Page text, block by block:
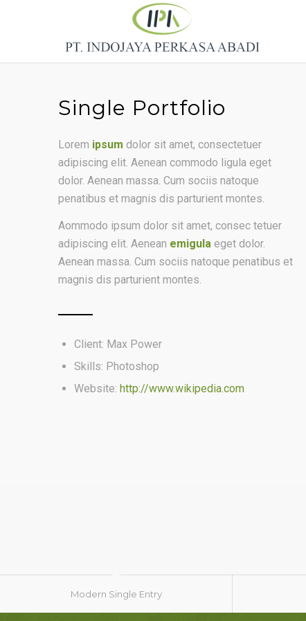
Single Portfolio
Lorem ipsum dolor sit amet, consectetuer
adipiscing elit. Aenean commodo ligula eget
dolor. Aenean massa. Cum sociis natoque
penatibus et magnis dis parturient montes.
Aommodo ipsum dolor sit amet, consec tetuer
adipiscing elit. Aenean emigulaeget dolor.
Aenean massa. Cum sociis natoque penatibus et
magnis dis parturient montes.
Client: Max Power
Skills: Photoshop
Website: http://www.wikipedia.com
Modern Single Entry